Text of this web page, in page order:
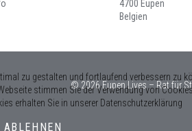
4700 Eupen
Belgien
© 2026 Eupen Lives – Rat für
zu gestalten und fortlaufend verbessern zu
stimmen Sie der Verwendung von
erhalten Sie in unserer Datenschutzerklärung
ABLEHNEN